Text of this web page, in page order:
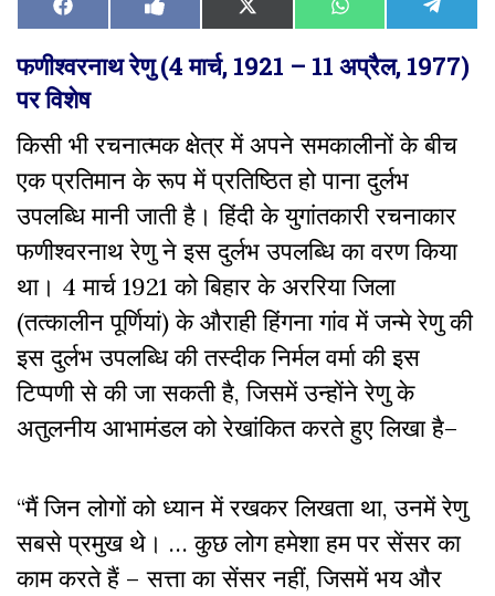
Share
on
Facebook Share
on
Like
on
Facebook
Share
on
X
(Twitter)
Share
on
WhatsAppShare
on
फणीश्वरनाथ रेणु (4 मार्च, 1921 – 11 अप्रैल, 1977)
पर विशेष
किसी भी रचनात्मक क्षेत्र में अपने समकालीनों के बीच
एक प्रतिमान के रूप में प्रतिष्ठित हो पाना दुर्लभ
उपलब्धि मानी जाती है। हिंदी के युगांतकारी रचनाकार
फणीश्वरनाथ रेणु ने इस दुर्लभ उपलब्धि का वरण किया
था। 4 मार्च 1921 को बिहार के अररिया जिला
(तत्कालीन पूर्णियां) के औराही हिंगना गांव में जन्मे रेणु की
इस दुर्लभ उपलब्धि की तस्दीक निर्मल वर्मा की इस
टिप्पणी से की जा सकती है, जिसमें उन्होंने रेणु के
अतुलनीय आभामंडल को रेखांकित करते हुए लिखा है–
“मैं जिन लोगों को ध्यान में रखकर लिखता था, उनमें रेणु
सबसे प्रमुख थे। … कुछ लोग हमेशा हम पर सेंसर का
काम करते हैं – सत्ता का सेंसर नहीं, जिसमें भय और